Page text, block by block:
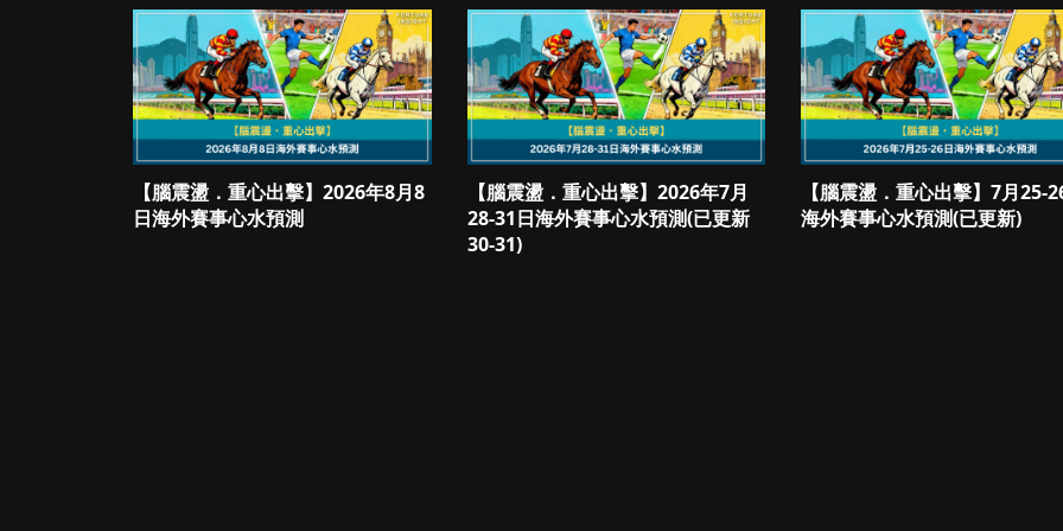
【腦震盪．重心出擊】2026年8月8
日海外賽事心水預測
【腦震盪．重心出擊】2026年7月
28-31日海外賽事心水預測(已更新
30-31)
【腦震盪．重心出擊】7月25-
海外賽事心水預測(已更新)